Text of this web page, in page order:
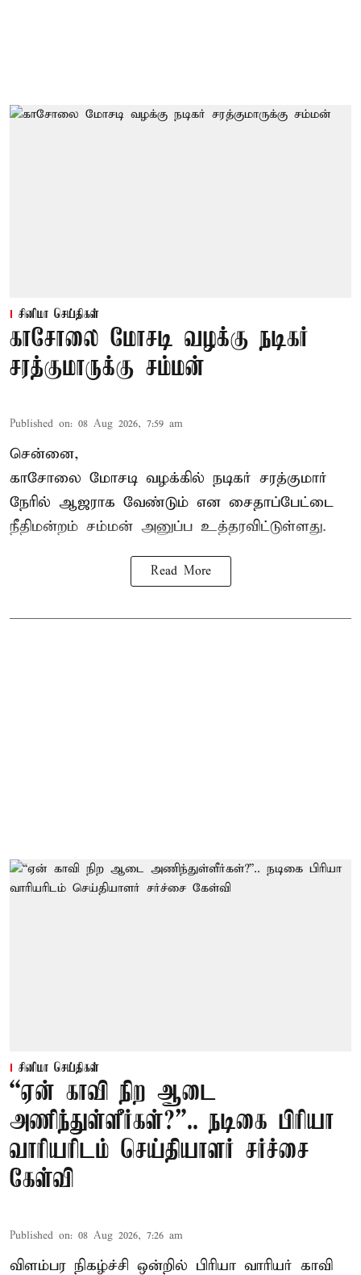
சினிமா செய்திகள்
காசோலை மோசடி வழக்கு நடிகர்
சரத்குமாருக்கு சம்மன்
Published on: 08 Aug 2026, 7:59 am
சென்னை,
காசோலை மோசடி வழக்கில் நடிகர் சரத்குமார்
நேரில் ஆஜராக வேண்டும் என சைதாப்பேட்டை
நீதிமன்றம் சம்மன் அனுப்ப உத்தரவிட்டுள்ளது.
Read More
சினிமா செய்திகள்
“ஏன் காவி நிற ஆடை
அணிந்துள்ளீர்கள்?”.. நடிகை பிரியா
வாரியரிடம் செய்தியாளர் சர்ச்சை
கேள்வி
Published on: 08 Aug 2026, 7:26 am
விளம்பர நிகழ்ச்சி ஒன்றில் பிரியா வாரியர் காவி